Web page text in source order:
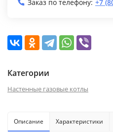
Заказ по телефону: +7
Категории
Настенные газовые котлы
Описание Характеристики